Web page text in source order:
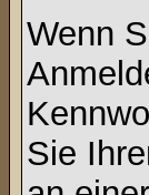
Wenn
Sie